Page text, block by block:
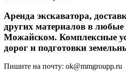
Аренда экскаватора,
других материалов в любые
Можайском. Комплексные
дорог и подготовки
Пишите на почту: ok@mmgroupp.ru